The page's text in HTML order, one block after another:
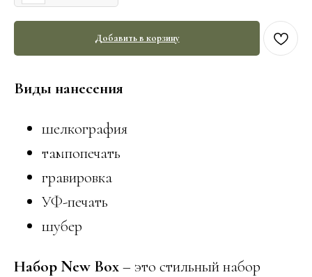
Добавить в корзину
Виды нанесения
шелкография
тампопечать
гравировка
УФ-печать
шубер
Набор New Box– это стильный набор